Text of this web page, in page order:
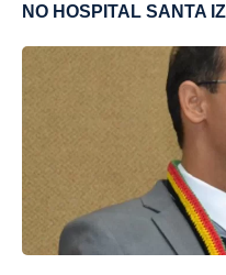
NO HOSPITAL SANTA